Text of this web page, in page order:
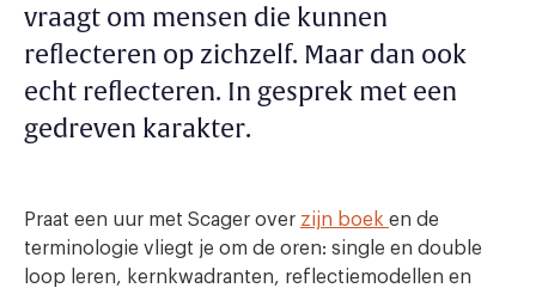
vraagt om mensen die kunnen
reflecteren op zichzelf. Maar dan ook
echt reflecteren. In gesprek met een
gedreven karakter.
Praat een uur met Scager over zijn boek en de
terminologie vliegt je om de oren: single en double
loop leren, kernkwadranten, reflectiemodellen en